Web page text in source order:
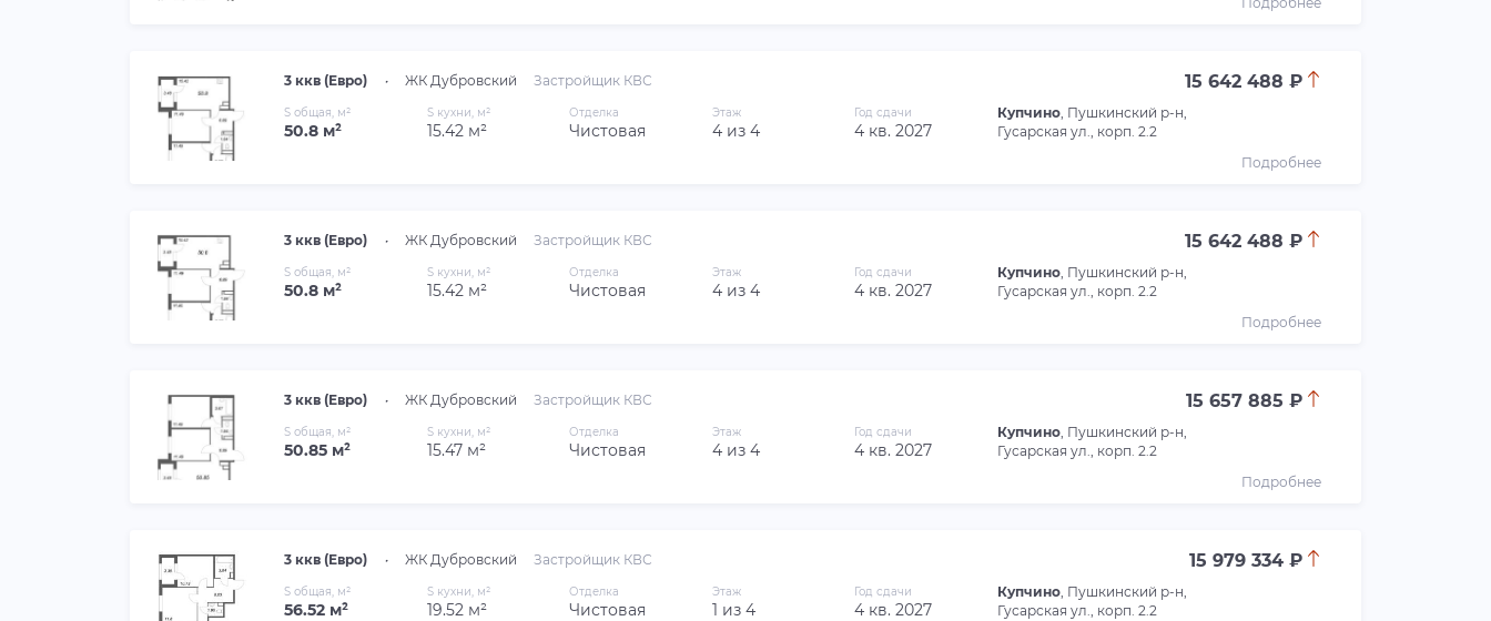
3 ккв (Евро) • ЖК Дубровский Застройщик КВС 15 642 488 ₽
S общая, м²
50.8 м²
S кухни, м²
15.42 м²
Отделка
Чистовая
Этаж
4 из 4
Год сдачи
4 кв. 2027
Купчино, Пушкинский р-н,
Гусарская ул., корп. 2.2
Подробнее
3 ккв (Евро) • ЖК Дубровский Застройщик КВС 15 642 488 ₽
S общая, м²
50.8 м²
S кухни, м²
15.42 м²
Отделка
Чистовая
Этаж
4 из 4
Год сдачи
4 кв. 2027
Купчино, Пушкинский р-н,
Гусарская ул., корп. 2.2
Подробнее
3 ккв (Евро) • ЖК Дубровский Застройщик КВС 15 657 885 ₽
S общая, м²
50.85 м²
S кухни, м²
15.47 м²
Отделка
Чистовая
Этаж
4 из 4
Год сдачи
4 кв. 2027
Купчино, Пушкинский р-н,
Гусарская ул., корп. 2.2
Подробнее
3 ккв (Евро) • ЖК Дубровский Застройщик КВС 15 979 334 ₽
S общая, м²
56.52 м²
S кухни, м²
19.52 м²
Отделка
Чистовая
Этаж
1 из 4
Год сдачи
4 кв. 2027
Купчино, Пушкинский р-н,
Гусарская ул., корп. 2.2